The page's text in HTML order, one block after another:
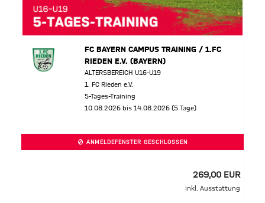
FC BAYERN CAMPUS TRAINING / 1.FC
RIEDEN E.V. (BAYERN)
ALTERSBEREICH U16-U19
1. FC Rieden e.V.
5-Tages-Training
10.08.2026 bis 14.08.2026 (5 Tage)
ANMELDEFENSTER GESCHLOSSEN
269,00 EUR
inkl. Ausstattung